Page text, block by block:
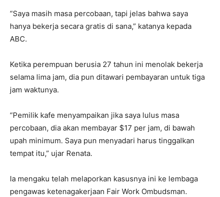
“Saya masih masa percobaan, tapi jelas bahwa saya
hanya bekerja secara gratis di sana,” katanya kepada
ABC.
Ketika perempuan berusia 27 tahun ini menolak bekerja
selama lima jam, dia pun ditawari pembayaran untuk tiga
jam waktunya.
“Pemilik kafe menyampaikan jika saya lulus masa
percobaan, dia akan membayar $17 per jam, di bawah
upah minimum. Saya pun menyadari harus tinggalkan
tempat itu,” ujar Renata.
Ia mengaku telah melaporkan kasusnya ini ke lembaga
pengawas ketenagakerjaan Fair Work Ombudsman.